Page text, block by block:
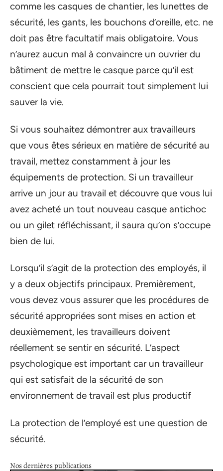
comme les casques de chantier, les lunettes de
sécurité, les gants, les bouchons d’oreille, etc. ne
doit pas être facultatif mais obligatoire. Vous
n’aurez aucun mal à convaincre un ouvrier du
bâtiment de mettre le casque parce qu’il est
conscient que cela pourrait tout simplement lui
sauver la vie.
Si vous souhaitez démontrer aux travailleurs
que vous êtes sérieux en matière de sécurité au
travail, mettez constamment à jour les
équipements de protection. Si un travailleur
arrive un jour au travail et découvre que vous lui
avez acheté un tout nouveau casque antichoc
ou un gilet réfléchissant, il saura qu’on s’occupe
bien de lui.
Lorsqu’il s’agit de la protection des employés, il
y a deux objectifs principaux. Premièrement,
vous devez vous assurer que les procédures de
sécurité appropriées sont mises en action et
deuxièmement, les travailleurs doivent
réellement se sentir en sécurité. L’aspect
psychologique est important car un travailleur
qui est satisfait de la sécurité de son
environnement de travail est plus productif
La protection de l’employé est une question de
sécurité.
Nos dernières publications